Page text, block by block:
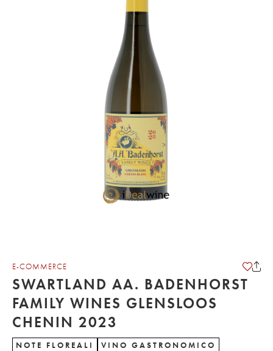
E-COMMERCE
SWARTLAND AA. BADENHORST
FAMILY WINES GLENSLOOS
CHENIN 2023
NOTE FLOREALI
VINO GASTRONOMICO